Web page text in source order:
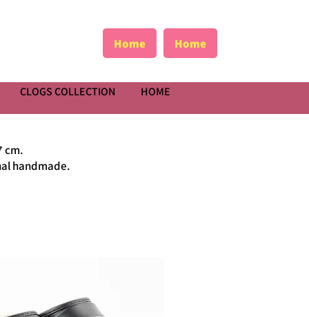
Home Home
HOME
CLOGS COLLECTION
cm.
handmade.